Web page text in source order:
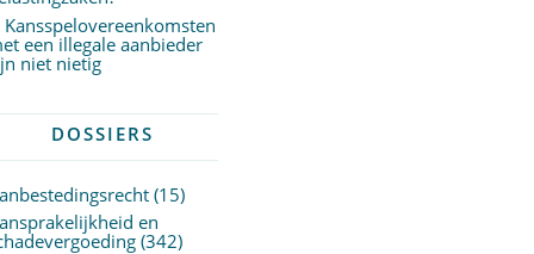
Kansspelovereenkomsten
een illegale aanbieder
niet nietig
DOSSIERS
(15)
en
(342)